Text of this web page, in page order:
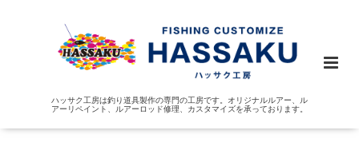
ハッサク工房は釣り道具製作の専門の工房です。オリジナルルアー、ル
アーリペイント、ルアーロッド修理、カスタマイズを承っております。